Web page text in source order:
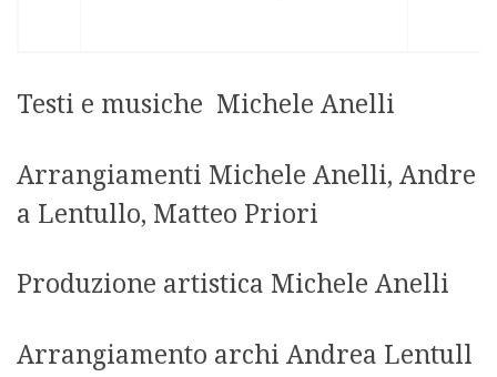
Testi e musiche Michele Anelli
Arrangiamenti Michele Anelli, Andre
a Lentullo, Matteo Priori
Produzione artistica Michele Anelli
Arrangiamento archi Andrea Lentull